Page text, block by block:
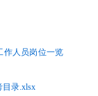
作人员岗位一览
目录.xlsx